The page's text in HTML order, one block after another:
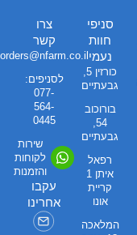
סניפי
חוות
נעמי
כורזין 5,
גבעתיים
בורוכוב
54,
גבעתיים
רפאל
איתן 1
קריית
אונו
המלאכה
צרו
קשר
orders@nfarm.co.il
לסניפים:
077-
564-
0445
שירות
לקוחות
והזמנות
עקבו
אחרינו